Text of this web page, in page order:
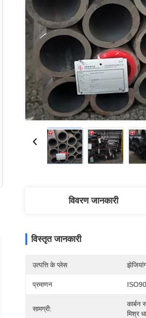
विवरण जानकारी
विस्तृत जानकारी
उत्पत्ति के प्लेस
प्रमाणन
सामग्री:
कार्बन
मिश्र